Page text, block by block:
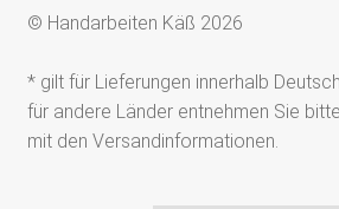
© Handarbeiten Käß 2026
* gilt für Lieferungen innerhalb
für andere Länder entnehmen Sie
mit den Versandinformationen.